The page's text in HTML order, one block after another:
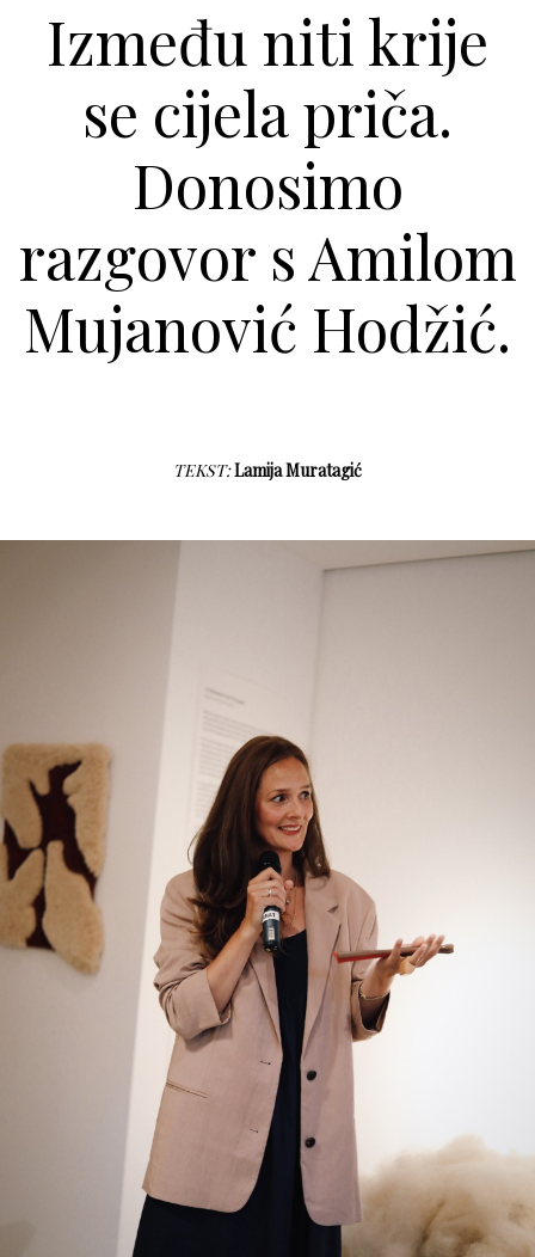
Između niti krije
se cijela priča.
Donosimo
razgovor s Amilom
Mujanović Hodžić.
TEKST:Lamija Muratagić